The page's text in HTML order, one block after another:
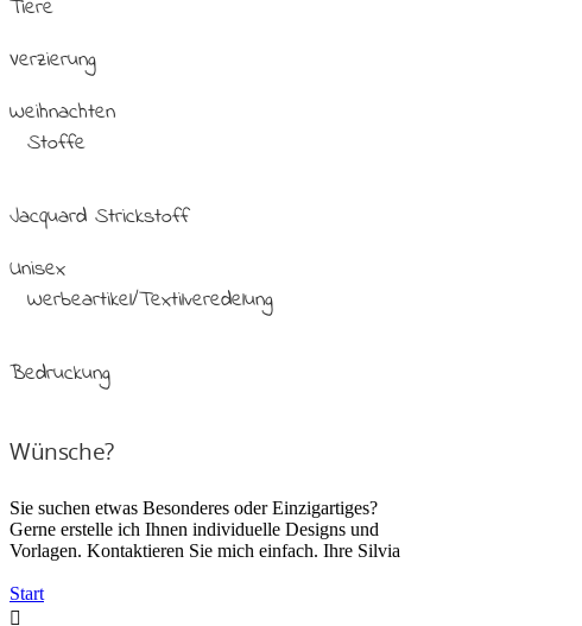
Tiere
Verzierung
Weihnachten
Stoffe
Jacquard Strickstoff
Unisex
Werbeartikel/Textilveredelung
Bedruckung
Wünsche?
Sie suchen etwas Besonderes oder Einzigartiges?
Gerne erstelle ich Ihnen individuelle Designs und
Vorlagen. Kontaktieren Sie mich einfach. Ihre Silvia
Start